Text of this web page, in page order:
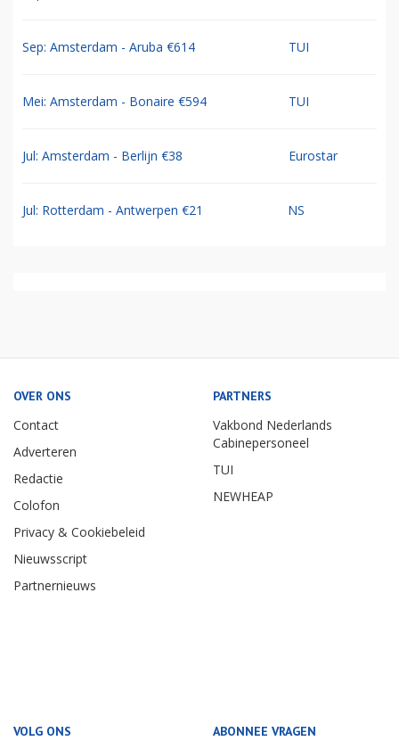
Sep: Amsterdam - Aruba €614 TUI
Mei: Amsterdam - Bonaire €594 TUI
Jul: Amsterdam - Berlijn €38 Eurostar
Jul: Rotterdam - Antwerpen €21 NS
OVER ONS
Contact
Adverteren
Redactie
Colofon
Privacy & Cookiebeleid
Nieuwsscript
Partnernieuws
PARTNERS
Vakbond Nederlands
Cabinepersoneel
TUI
NEWHEAP
VOLG ONS ABONNEE VRAGEN